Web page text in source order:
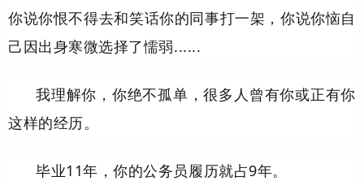
你说你恨不得去和笑话你的同事打一架，你说你恼自
己因出身寒微选择了懦弱......
我理解你，你绝不孤单，很多人曾有你或正有你
这样的经历。
毕业11年，你的公务员履历就占9年。